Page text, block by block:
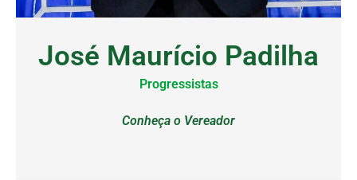
José Maurício Padilha
Progressistas
Conheça o Vereador